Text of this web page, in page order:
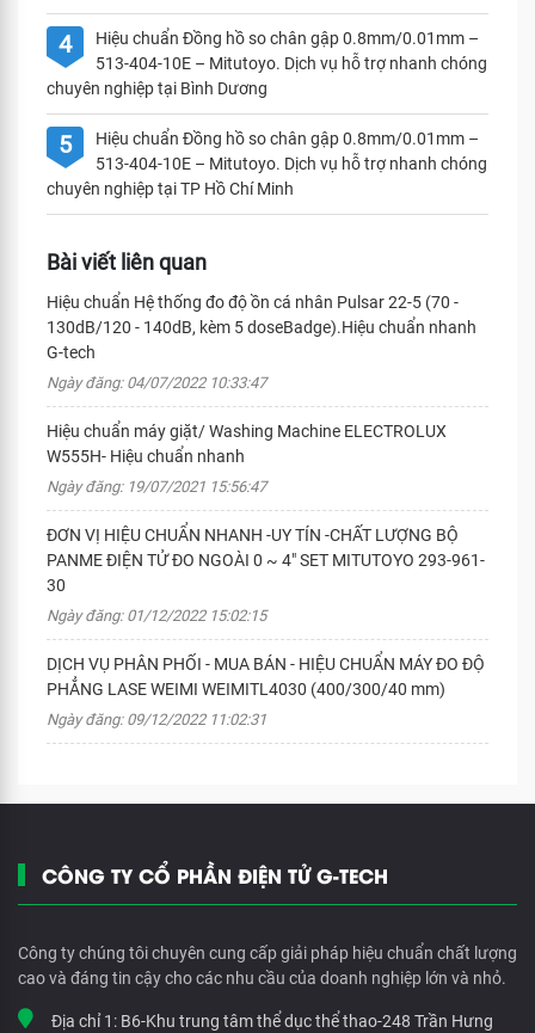
4
Hiệu chuẩn Đồng hồ so chân gập 0.8mm/0.01mm –
513-404-10E – Mitutoyo. Dịch vụ hỗ trợ nhanh chóng
chuyên nghiệp tại Bình Dương
5
Hiệu chuẩn Đồng hồ so chân gập 0.8mm/0.01mm –
513-404-10E – Mitutoyo. Dịch vụ hỗ trợ nhanh chóng
chuyên nghiệp tại TP Hồ Chí Minh
Bài viết liên quan
Hiệu chuẩn Hệ thống đo độ ồn cá nhân Pulsar 22-5 (70 -
130dB/120 - 140dB, kèm 5 doseBadge).Hiệu chuẩn nhanh
G-tech
Ngày đăng: 04/07/2022 10:33:47
Hiệu chuẩn máy giặt/ Washing Machine ELECTROLUX
W555H- Hiệu chuẩn nhanh
Ngày đăng: 19/07/2021 15:56:47
ĐƠN VỊ HIỆU CHUẨN NHANH -UY TÍN -CHẤT LƯỢNG BỘ
PANME ĐIỆN TỬ ĐO NGOÀI 0 ~ 4" SET MITUTOYO 293-961-
30
Ngày đăng: 01/12/2022 15:02:15
DỊCH VỤ PHÂN PHỐI - MUA BÁN - HIỆU CHUẨN MÁY ĐO ĐỘ
PHẲNG LASE WEIMI WEIMITL4030 (400/300/40 mm)
Ngày đăng: 09/12/2022 11:02:31
CÔNG TY CỔ PHẦN ĐIỆN TỬ G-TECH
Công ty chúng tôi chuyên cung cấp giải pháp hiệu chuẩn chất lượng
cao và đáng tin cậy cho các nhu cầu của doanh nghiệp lớn và nhỏ.
Địa chỉ 1: B6-Khu trung tâm thể dục thể thao-248 Trần Hưng